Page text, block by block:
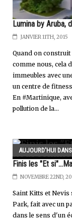
Lumina by Aruba,
JANVIER 11TH, 2015
Quand on
comme nous, cela
immeubles avec
un centre de
En #Martinique,
pollution de la...
AUJOURD'HUI
Finis les "Et
NOVEMBRE 22ND,
Saint Kitts et Nevis
Park, fait avec un
dans le sens d'un